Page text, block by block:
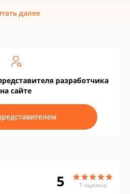
далее
разработчика
на сайте
5 1 оценка